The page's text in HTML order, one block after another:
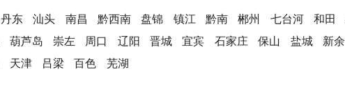
丹东 汕头 南昌 黔西南 盘锦 镇江 黔南 郴州 七台河 和田
葫芦岛 崇左 周口 辽阳 晋城 宜宾 石家庄 保山 盐城 新余
天津 吕梁 百色 芜湖